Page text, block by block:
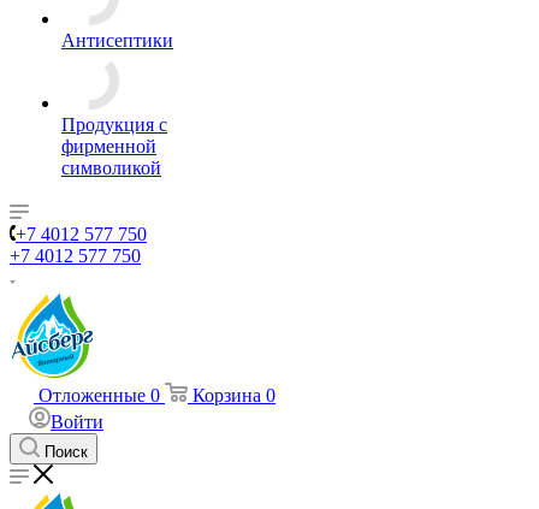
Антисептики
Продукция с
фирменной
символикой
+7 4012 577 750
+7 4012 577 750
Отложенные 0 Корзина 0
Войти
Поиск